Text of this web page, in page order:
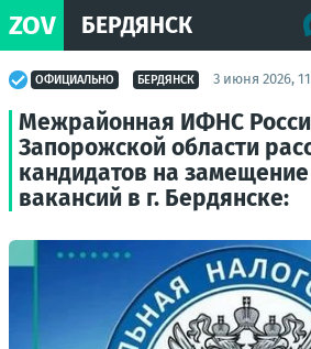
ZOV БЕРДЯНСК
ОФИЦИАЛЬНО БЕРДЯНСК 3 июня 2026,
Межрайонная ИФНС
Запорожской области
кандидатов на
вакансий в г. Бердянске: